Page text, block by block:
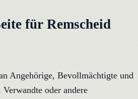
für Remscheid
Angehörige, Bevollmächtigte und
oder andere